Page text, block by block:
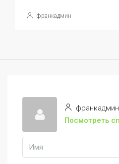
франкадмин
франкадмин
Посмотреть